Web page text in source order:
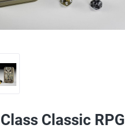
Classic RPG